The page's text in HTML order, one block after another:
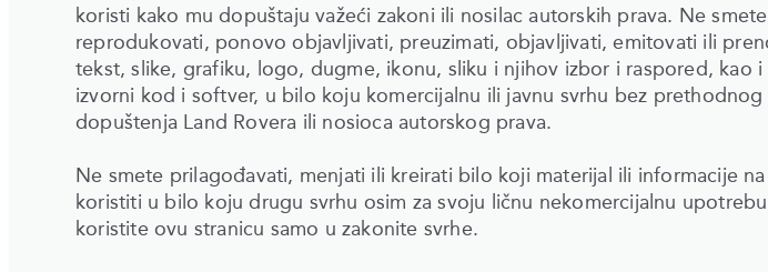
koristi kako mu dopuštaju važeći zakoni ili nosilac autorskih prava. Ne
reprodukovati, ponovo objavljivati, preuzimati, objavljivati, emitovati ili
tekst, slike, grafiku, logo, dugme, ikonu, sliku i njihov izbor i raspored, kao
izvorni kod i softver, u bilo koju komercijalnu ili javnu svrhu bez prethodnog
dopuštenja Land Rovera ili nosioca autorskog prava.
Ne smete prilagođavati, menjati ili kreirati bilo koji materijal ili informacije
koristiti u bilo koju drugu svrhu osim za svoju ličnu nekomercijalnu
koristite ovu stranicu samo u zakonite svrhe.